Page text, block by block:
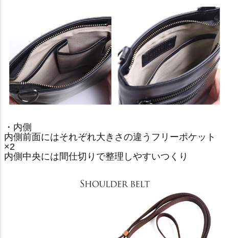
・内側
内側前面にはそれぞれ大きさの違うフリーポケット
×2
内側中央には間仕切りで整理しやすいつくり